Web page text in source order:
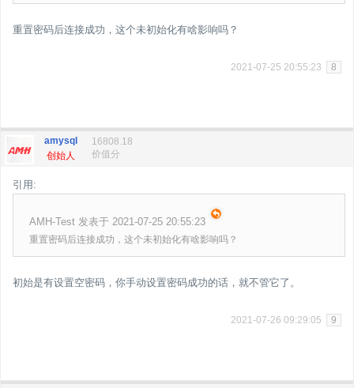
重置密码后连接成功，这个未初始化有啥影响吗？
2021-07-25 20:55:23 8
amysql
创始人
16808.18
价值分
引用:
AMH-Test 发表于 2021-07-25 20:55:23
重置密码后连接成功，这个未初始化有啥影响吗？
初始是有设置空密码，你手动设置密码成功的话，就不管它了。
2021-07-26 09:29:05 9